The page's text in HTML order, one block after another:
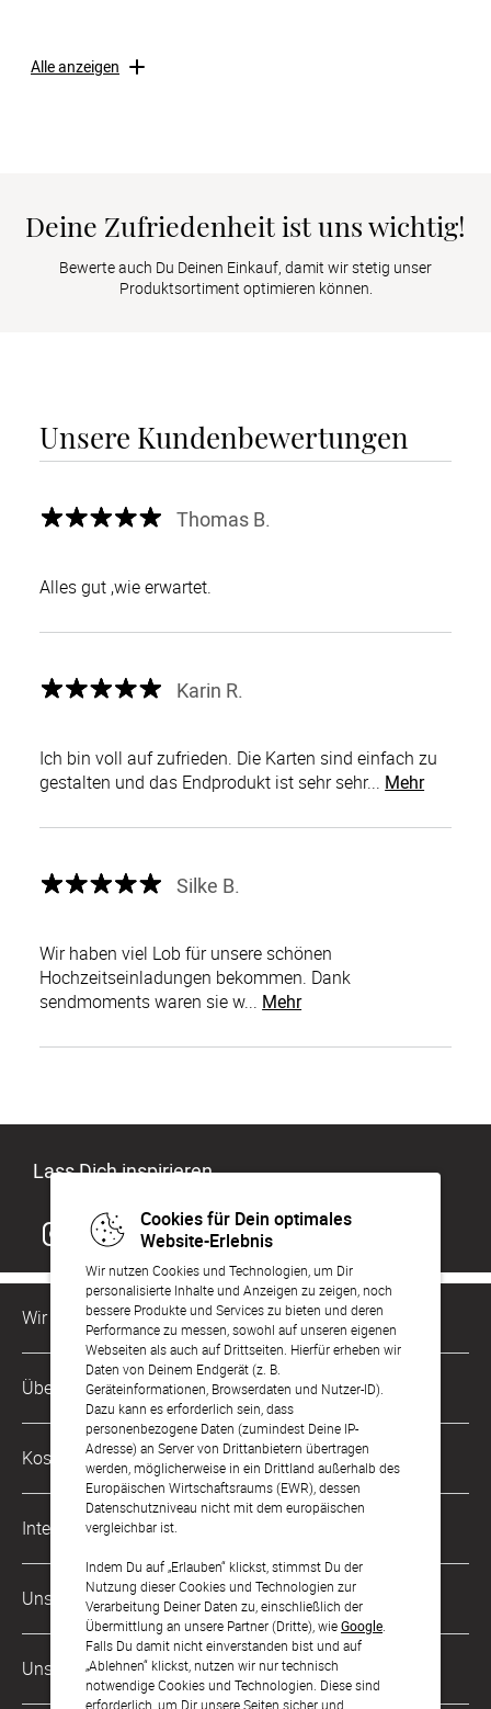
Cookies für Dein optimales
Website-Erlebnis
Wir nutzen Cookies und Technologien, um Dir
personalisierte Inhalte und Anzeigen zu zeigen, noch
bessere Produkte und Services zu bieten und deren
Performance zu messen, sowohl auf unseren eigenen
Webseiten als auch auf Drittseiten. Hierfür erheben wir
Daten von Deinem Endgerät (z. B.
Geräteinformationen, Browserdaten und Nutzer-ID).
Dazu kann es erforderlich sein, dass
personenbezogene Daten (zumindest Deine IP-
Adresse) an Server von Drittanbietern übertragen
werden, möglicherweise in ein Drittland außerhalb des
Europäischen Wirtschaftsraums (EWR), dessen
Datenschutzniveau nicht mit dem europäischen
vergleichbar ist.
Indem Du auf „Erlauben“ klickst, stimmst Du der
Nutzung dieser Cookies und Technologien zur
Verarbeitung Deiner Daten zu, einschließlich der
Übermittlung an unsere Partner (Dritte), wieGoogle
Falls Du damit nicht einverstanden bist und auf
„Ablehnen“ klickst, nutzen wir nur technisch
notwendige Cookies und Technologien. Diese sind
erforderlich, um Dir unsere Seiten sicher und
Alle anzeigen
Deine Zufriedenheit ist uns wichtig!
Bewerte auch Du Deinen Einkauf, damit wir stetig unser
Produktsortiment optimieren können.
Unsere Kundenbewertungen
Thomas B.
Alles gut ,wie erwartet.
Karin R.
Ich bin voll auf zufrieden. Die Karten sind einfach zu
gestalten und das Endprodukt ist sehr sehr... Mehr
Silke B.
Wir haben viel Lob für unsere schönen
Hochzeitseinladungen bekommen. Dank
sendmoments waren sie w... Mehr
Lass Dich inspirieren
Wir sind für Dich da
Kundenservice-Hotline
0221 956 725 10
Mo. - Fr. von 9 bis 17 Uhr
kontakt@sendmoments.de
Über Uns
Philosophie
Karriere
Impressum
AGB & Widerrufsrecht
Zahlung & Versand
Datenschutz
Barrierefreiheitserklärung
Kostenlose Services
Musterkarten
Digitale Gästelisten
FAQ & Hilfe
International
Österreich
Schweiz
Frankreich
Unsere Zahlungsarten
Unsere Partner